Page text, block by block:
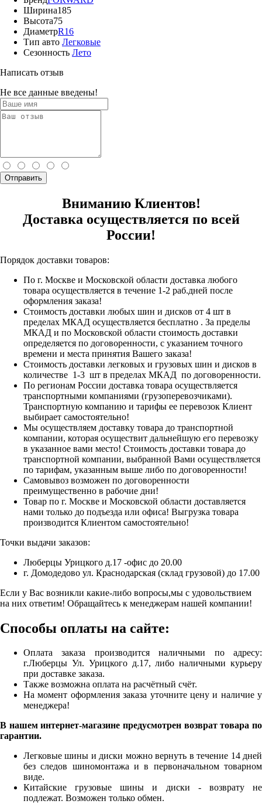
Ширина185
Высота75
ДиаметрR16
Тип авто Легковые
Сезонность Лето
Написать отзыв
Не все данные введены!
Отправить
Вниманию Клиентов!
Доставка осуществляется по всей
России!
Порядок доставки товаров:
По г. Москве и Московской области доставка любого
товара осуществляется в течение 1-2 раб.дней после
оформления заказа!
Стоимость доставки любых шин и дисков от 4 шт в
пределах МКАД осуществляется бесплатно . За пределы
МКАД и по Московской области стоимость доставки
определяется по договоренности, с указанием точного
времени и места принятия Вашего заказа!
Стоимость доставки легковых и грузовых шин и дисков в
количестве 1-3 шт в пределах МКАД по договоренности.
По регионам России доставка товара осуществляется
транспортными компаниями (грузоперевозчиками).
Транспортную компанию и тарифы ее перевозок Клиент
выбирает самостоятельно!
Мы осуществляем доставку товара до транспортной
компании, которая осуществит дальнейшую его перевозку
в указанное вами место! Стоимость доставки товара до
транспортной компании, выбранной Вами осуществляется
по тарифам, указанным выше либо по договоренности!
Самовывоз возможен по договоренности
преимущественно в рабочие дни!
Товар по г. Москве и Московской области доставляется
нами только до подъезда или офиса! Выгрузка товара
производится Клиентом самостоятельно!
Точки выдачи заказов:
Люберцы Урицкого д.17 -офис до 20.00
г. Домодедово ул. Краснодарская (склад грузовой) до 17.00
Если у Вас возникли какие-либо вопросы,мы с удовольствием
на них ответим! Обращайтесь к менеджерам нашей компании!
Способы оплаты на сайте:
Оплата заказа производится наличными по адресу:
г.Люберцы Ул. Урицкого д.17, либо наличными курьеру
при доставке заказа.
Также возможна оплата на расчётный счёт.
На момент оформления заказа уточните цену и наличие у
менеджера!
В нашем интернет-магазине предусмотрен возврат товара по
гарантии.
Легковые шины и диски можно вернуть в течение 14 дней
без следов шиномонтажа и в первоначальном товарном
виде.
Китайские грузовые шины и диски - возврату не
подлежат. Возможен только обмен.